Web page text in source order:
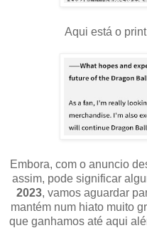
Aqui está o
Embora, com o anuncio
assim, pode significar
2023, vamos aguardar
mantém num hiato muito
que ganhamos até aqui